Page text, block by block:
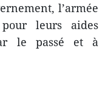
l’armée
leurs aides
le passé et à